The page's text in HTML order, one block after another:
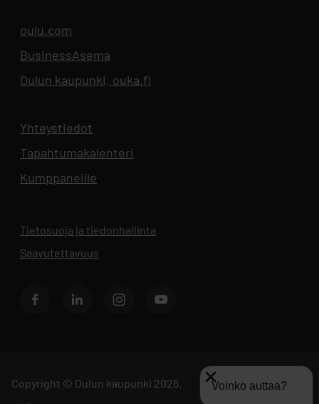
oulu.com
BusinessAsema
Oulun kaupunki, ouka.fi
Yhteystiedot
Tapahtumakalenteri
Kumppaneille
Tietosuoja ja tiedonhallinta
Saavutettavuus
FacebookLinkedIn InstagramYoutube
Copyright © Oulun kaupunki 2026. Voinko auttaa?